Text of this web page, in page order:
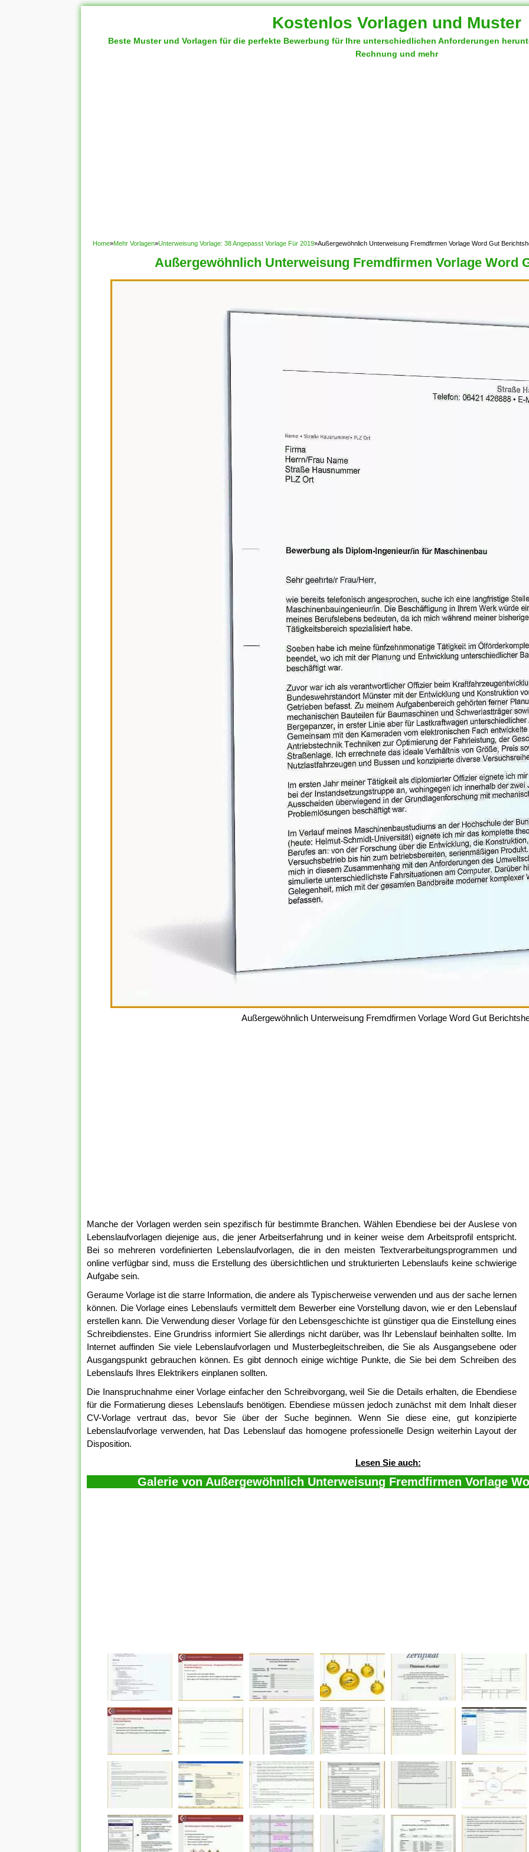
Kostenlos Vorlagen und Muster
Beste Muster und Vorlagen für die perfekte Bewerbung für Ihre unterschiedlichen Anforderungen
Rechnung und mehr
Home»Mehr Vorlagen»Unterweisung Vorlage: 38 Angepasst Vorlage Für 2019»Außergewöhnlich Unterweisung Fremdfirmen Vorlage Word Gut
Außergewöhnlich Unterweisung Fremdfirmen Vorlage Word
Außergewöhnlich Unterweisung Fremdfirmen Vorlage Word Gut
Manche der Vorlagen werden sein spezifisch für bestimmte Branchen. Wählen Ebendiese bei der Auslese von
Lebenslaufvorlagen diejenige aus, die jener Arbeitserfahrung und in keiner weise dem Arbeitsprofil entspricht.
Bei so mehreren vordefinierten Lebenslaufvorlagen, die in den meisten Textverarbeitungsprogrammen und
online verfügbar sind, muss die Erstellung des übersichtlichen und strukturierten Lebenslaufs keine schwierige
Aufgabe sein.
Geraume Vorlage ist die starre Information, die andere als Typischerweise verwenden und aus der sache lernen
können. Die Vorlage eines Lebenslaufs vermittelt dem Bewerber eine Vorstellung davon, wie er den Lebenslauf
erstellen kann. Die Verwendung dieser Vorlage für den Lebensgeschichte ist günstiger qua die Einstellung eines
Schreibdienstes. Eine Grundriss informiert Sie allerdings nicht darüber, was Ihr Lebenslauf beinhalten sollte. Im
Internet auffinden Sie viele Lebenslaufvorlagen und Musterbegleitschreiben, die Sie als Ausgangsebene oder
Ausgangspunkt gebrauchen können. Es gibt dennoch einige wichtige Punkte, die Sie bei dem Schreiben des
Lebenslaufs Ihres Elektrikers einplanen sollten.
Die Inanspruchnahme einer Vorlage einfacher den Schreibvorgang, weil Sie die Details erhalten, die Ebendiese
für die Formatierung dieses Lebenslaufs benötigen. Ebendiese müssen jedoch zunächst mit dem Inhalt dieser
CV-Vorlage vertraut das, bevor Sie über der Suche beginnen. Wenn Sie diese eine, gut konzipierte
Lebenslaufvorlage verwenden, hat Das Lebenslauf das homogene professionelle Design weiterhin Layout der
Disposition.
Lesen Sie auch:
Galerie von Außergewöhnlich Unterweisung Fremdfirmen Vorlage